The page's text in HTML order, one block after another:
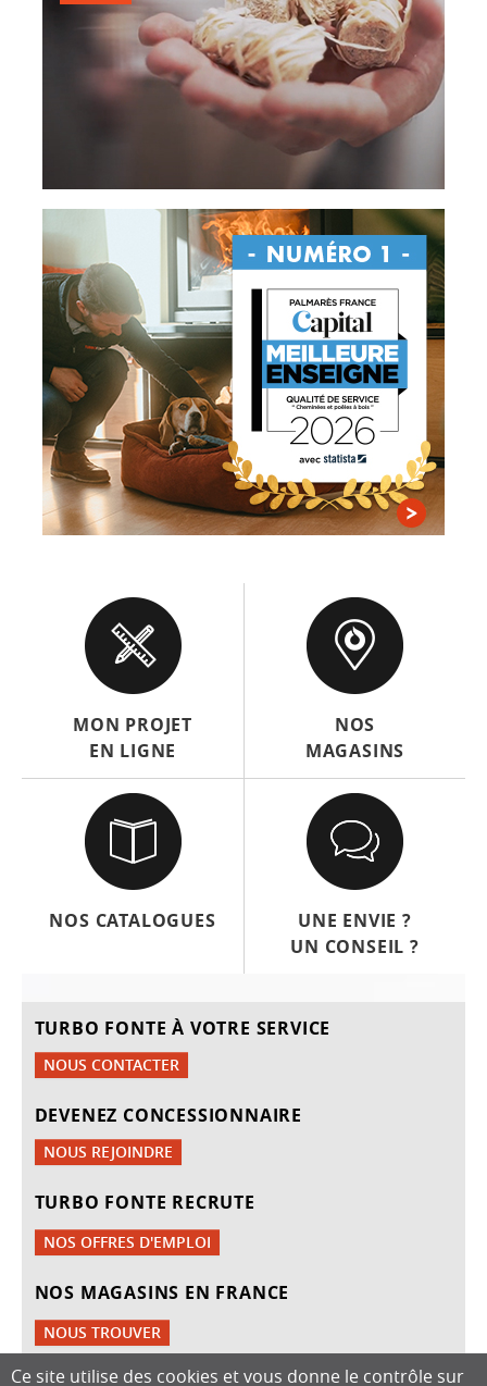
MON PROJET
EN LIGNE
NOS
MAGASINS
NOS CATALOGUES
UNE ENVIE ?
UN CONSEIL ?
TURBO FONTE À VOTRE SERVICE
NOUS CONTACTER
DEVENEZ CONCESSIONNAIRE
NOUS REJOINDRE
TURBO FONTE RECRUTE
NOS OFFRES D'EMPLOI
NOS MAGASINS EN FRANCE
NOUS TROUVER
Ce site utilise des cookies et vous donne le contrôle sur